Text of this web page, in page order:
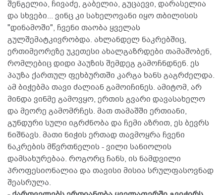
შენგელია, ჩივაძე, გაბელია, გუცაევი, დარასელია
და სხვები... ვინც კი სახელოვანი იყო თბილისის
"დინამოში", ჩვენი თაობა ყველას
გულშემატკივრობდა. ახლანდელ ნაკრებშიც,
ერთიმეორეზე უკეთესი ახალგაზრდები თამაშობენ,
რომლებიც დიდი პაუზის შემდეგ გამოჩნდნენ. ეს
პაუზა ქართულ ფეხბურთში კარგა ხანს გაგრძელდა.
ამ ბიჭებმა თავი ძალიან გამოიჩინეს. ამიტომ, არ
მინდა ვინმე გამოვყო, ერთის გვარი დავასახელო
და მეორე გამომრჩეს. მათ თამაშში ერთიანი,
გუნდური სული იგრძნობა და ჩემი აზრით, ეს ბევრს
ნიშნავს. მათი ნიჭის ერთად თავმოყრა ჩვენი
ნაკრების მწვრთნელის - ვილი სანიოლის
დამსახურებაა. როგორც ჩანს, ის ნამდვილი
პროფესიონალია და თავისი მისია სრულფასოვნად
შეასრულა.